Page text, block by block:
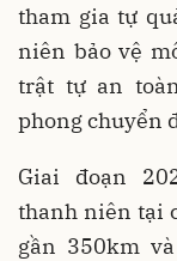
tham gia tự
niên bảo vệ
trật tự an
phong chuyển
Giai đoạn
thanh niên tại
gần 350km